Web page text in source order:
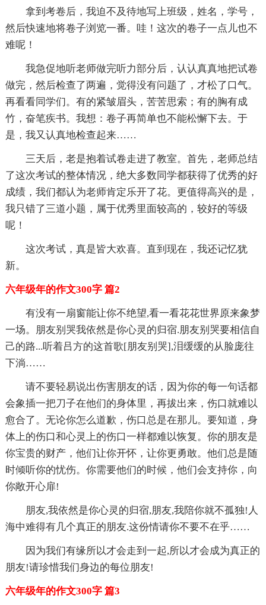
拿到考卷后，我迫不及待地写上班级，姓名，学号，
然后快速地将卷子浏览一番。哇！这次的卷子一点儿也不
难呢！
我急促地听老师做完听力部分后，认认真真地把试卷
做完，然后检查了两遍，觉得没有问题了，才松了口气。
再看看同学们。有的紧皱眉头，苦苦思索；有的胸有成
竹，奋笔疾书。我想：卷子再简单也不能松懈下去。于
是，我又认真地检查起来……
三天后，老是抱着试卷走进了教室。首先，老师总结
了这次考试的整体情况，绝大多数同学都获得了优秀的好
成绩，我们都认为老师肯定乐开了花。更值得高兴的是，
我只错了三道小题，属于优秀里面较高的，较好的等级
呢！
这次考试，真是皆大欢喜。直到现在，我还记忆犹
新。
六年级年的作文300字 篇2
有没有一扇窗能让你不绝望,看一看花花世界原来象梦
一场。朋友别哭我依然是你心灵的归宿.朋友别哭要相信自
己的路...听着吕方的这首歌[朋友别哭],泪缓缓的从脸庞往
下淌……
请不要轻易说出伤害朋友的话，因为你的每一句话都
会象插一把刀子在他们的身体里，再拔出来，伤口就难以
愈合了。无论你怎么道歉，伤口总是在那儿。要知道，身
体上的伤口和心灵上的伤口一样都难以恢复。你的朋友是
你宝贵的财产，他们让你开怀，让你更勇敢。他们总是随
时倾听你的忧伤。你需要他们的时候，他们会支持你，向
你敞开心扉!
朋友,我依然是你心灵的归宿,朋友,我陪你就不孤独!人
海中难得有几个真正的朋友.这份情请你不要不在乎……
因为我们有缘所以才会走到一起,所以才会成为真正的
朋友!请珍惜我们身边的每位朋友!
六年级年的作文300字 篇3